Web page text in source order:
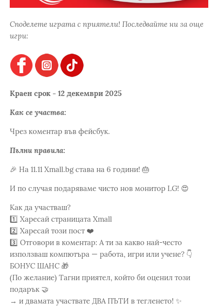
Споделете играта с приятели! Последвайте ни за още
игри:
Краен срок - 12 декември 2025
Как се участва:
Чрез коментар във фейсбук.
Пълни правила:
🎉 На 11.11 Xmall.bg става на 6 години! 🎂
И по случая подаряваме чисто нов монитор LG! 😍
Как да участваш?
1️⃣ Харесай страницата Xmall
2️⃣ Харесай този пост ❤️
3️⃣ Отговори в коментар: А ти за какво най-често
използваш компютъра — работа, игри или учене? 👇
БОНУС ШАНС 🎁
(По желание) Тагни приятел, който би оценил този
подарък 🤝
→ и двамата участвате ДВА ПЪТИ в тегленето! ✨